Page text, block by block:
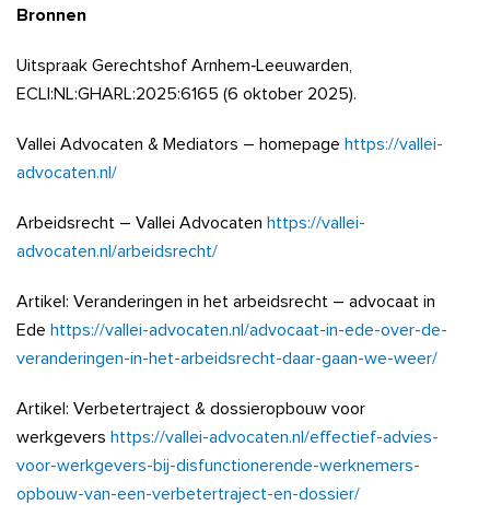
Bronnen
Uitspraak Gerechtshof Arnhem‑Leeuwarden,
ECLI:NL:GHARL:2025:6165 (6 oktober 2025).
Vallei Advocaten & Mediators – homepage https://vallei-
advocaten.nl/
Arbeidsrecht – Vallei Advocaten https://vallei-
advocaten.nl/arbeidsrecht/
Artikel: Veranderingen in het arbeidsrecht – advocaat in
Ede https://vallei-advocaten.nl/advocaat-in-ede-over-de-
veranderingen-in-het-arbeidsrecht-daar-gaan-we-weer/
Artikel: Verbetertraject & dossieropbouw voor
werkgevers https://vallei-advocaten.nl/effectief-advies-
voor-werkgevers-bij-disfunctionerende-werknemers-
opbouw-van-een-verbetertraject-en-dossier/